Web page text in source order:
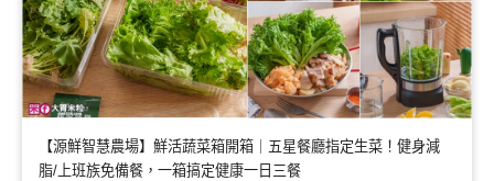
【源鮮智慧農場】鮮活蔬菜箱開箱｜五星餐廳指定生菜！健身減
脂/上班族免備餐，一箱搞定健康一日三餐